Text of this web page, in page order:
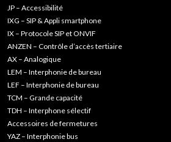
JP – Accessibilité
IXG – SIP & Appli smartphone
IX – Protocole SIP et ONVIF
ANZEN – Contrôle d’accès tertiaire
AX – Analogique
LEM – Interphonie de bureau
LEF – Interphonie de bureau
TCM – Grande capacité
TDH – Interphone sélectif
Accessoires de fermetures
YAZ – Interphonie bus